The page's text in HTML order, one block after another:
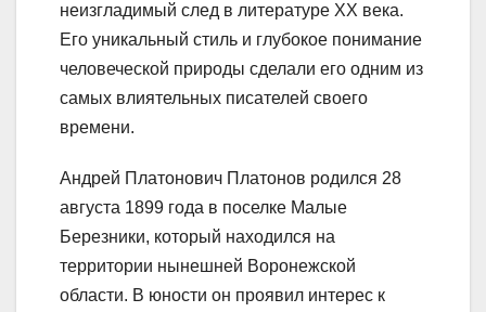
неизгладимый след в литературе XX века.
Его уникальный стиль и глубокое понимание
человеческой природы сделали его одним из
самых влиятельных писателей своего
времени.
Андрей Платонович Платонов родился 28
августа 1899 года в поселке Малые
Березники, который находился на
территории нынешней Воронежской
области. В юности он проявил интерес к